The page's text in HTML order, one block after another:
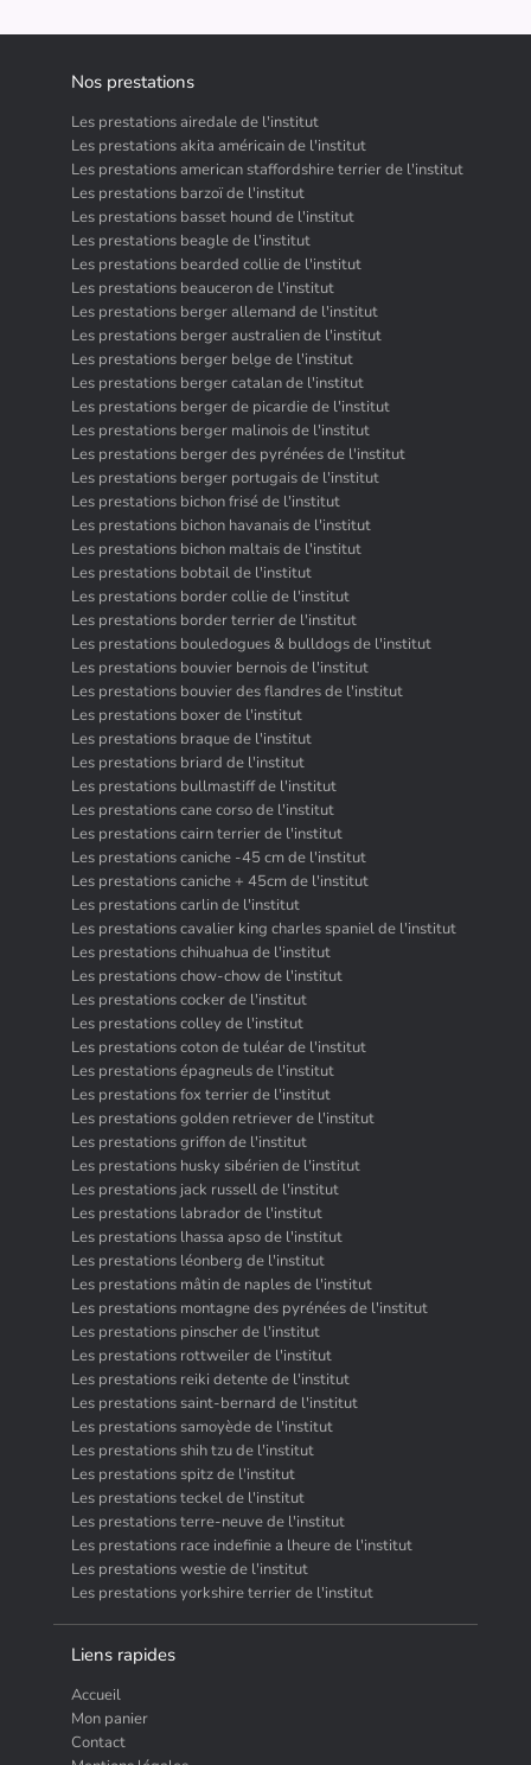
Nos prestations
Les prestations airedale de l'institut
Les prestations akita américain de l'institut
Les prestations american staffordshire terrier de l'institut
Les prestations barzoï de l'institut
Les prestations basset hound de l'institut
Les prestations beagle de l'institut
Les prestations bearded collie de l'institut
Les prestations beauceron de l'institut
Les prestations berger allemand de l'institut
Les prestations berger australien de l'institut
Les prestations berger belge de l'institut
Les prestations berger catalan de l'institut
Les prestations berger de picardie de l'institut
Les prestations berger malinois de l'institut
Les prestations berger des pyrénées de l'institut
Les prestations berger portugais de l'institut
Les prestations bichon frisé de l'institut
Les prestations bichon havanais de l'institut
Les prestations bichon maltais de l'institut
Les prestations bobtail de l'institut
Les prestations border collie de l'institut
Les prestations border terrier de l'institut
Les prestations bouledogues & bulldogs de l'institut
Les prestations bouvier bernois de l'institut
Les prestations bouvier des flandres de l'institut
Les prestations boxer de l'institut
Les prestations braque de l'institut
Les prestations briard de l'institut
Les prestations bullmastiff de l'institut
Les prestations cane corso de l'institut
Les prestations cairn terrier de l'institut
Les prestations caniche -45 cm de l'institut
Les prestations caniche + 45cm de l'institut
Les prestations carlin de l'institut
Les prestations cavalier king charles spaniel de l'institut
Les prestations chihuahua de l'institut
Les prestations chow-chow de l'institut
Les prestations cocker de l'institut
Les prestations colley de l'institut
Les prestations coton de tuléar de l'institut
Les prestations épagneuls de l'institut
Les prestations fox terrier de l'institut
Les prestations golden retriever de l'institut
Les prestations griffon de l'institut
Les prestations husky sibérien de l'institut
Les prestations jack russell de l'institut
Les prestations labrador de l'institut
Les prestations lhassa apso de l'institut
Les prestations léonberg de l'institut
Les prestations mâtin de naples de l'institut
Les prestations montagne des pyrénées de l'institut
Les prestations pinscher de l'institut
Les prestations rottweiler de l'institut
Les prestations reiki detente de l'institut
Les prestations saint-bernard de l'institut
Les prestations samoyède de l'institut
Les prestations shih tzu de l'institut
Les prestations spitz de l'institut
Les prestations teckel de l'institut
Les prestations terre-neuve de l'institut
Les prestations race indefinie a lheure de l'institut
Les prestations westie de l'institut
Les prestations yorkshire terrier de l'institut
Liens rapides
Accueil
Mon panier
Contact